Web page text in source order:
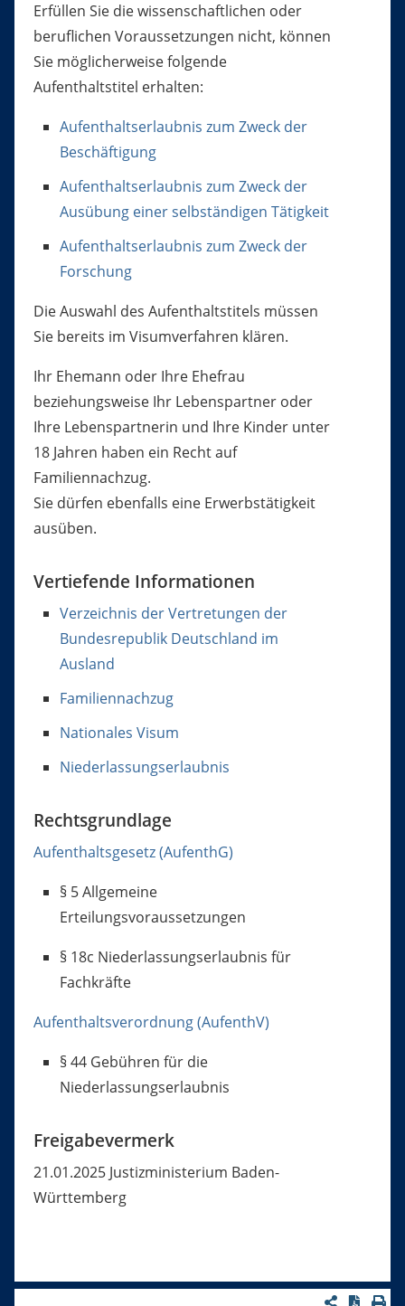
Erfüllen Sie die wissenschaftlichen oder
beruflichen Voraussetzungen nicht, können
Sie möglicherweise folgende
Aufenthaltstitel erhalten:
Aufenthaltserlaubnis zum Zweck der
Beschäftigung
Aufenthaltserlaubnis zum Zweck der
Ausübung einer selbständigen Tätigkeit
Aufenthaltserlaubnis zum Zweck der
Forschung
Die Auswahl des Aufenthaltstitels müssen
Sie bereits im Visumverfahren klären.
Ihr Ehemann oder Ihre Ehefrau
beziehungsweise Ihr Lebenspartner oder
Ihre Lebenspartnerin und Ihre Kinder unter
18 Jahren haben ein Recht auf
Familiennachzug.
Sie dürfen ebenfalls eine Erwerbstätigkeit
ausüben.
Vertiefende Informationen
Verzeichnis der Vertretungen der
Bundesrepublik Deutschland im
Ausland
Familiennachzug
Nationales Visum
Niederlassungserlaubnis
Rechtsgrundlage
Aufenthaltsgesetz (AufenthG)
§ 5Allgemeine
Erteilungsvoraussetzungen
§ 18c Niederlassungserlaubnis für
Fachkräfte
Aufenthaltsverordnung (AufenthV)
§ 44Gebühren für die
Niederlassungserlaubnis
Freigabevermerk
21.01.2025 Justizministerium Baden-
Württemberg